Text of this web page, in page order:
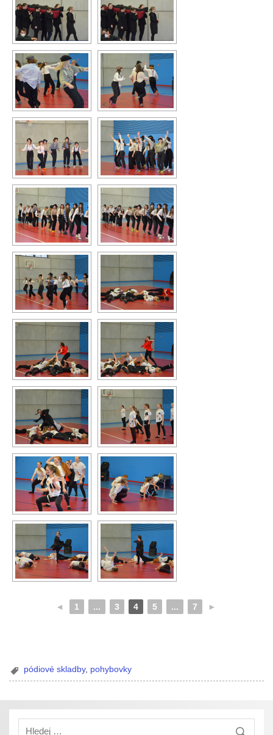
◄ 1 ... 3 4 5 ... 7 ►
pódiové skladby, pohybovky